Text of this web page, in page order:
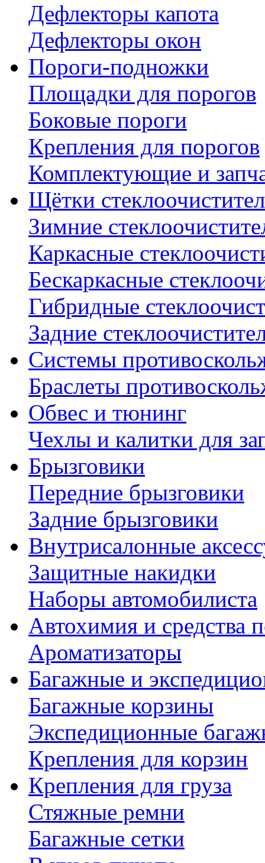
Дефлекторы капота
Дефлекторы окон
Пороги-подножки
Площадки для порогов
Боковые пороги
Крепления для порогов
Комплектующие и
Щётки
Зимние
Каркасные
Бескаркасные
Гибридные
Задние
Системы
Браслеты
Обвес и тюнинг
Чехлы и калитки для
Брызговики
Передние брызговики
Задние брызговики
Внутрисалонные
Защитные накидки
Наборы автомобилиста
Автохимия и средства
Ароматизаторы
Багажные и
Багажные корзины
Экспедиционные
Крепления для корзин
Крепления для груза
Стяжные ремни
Багажные сетки